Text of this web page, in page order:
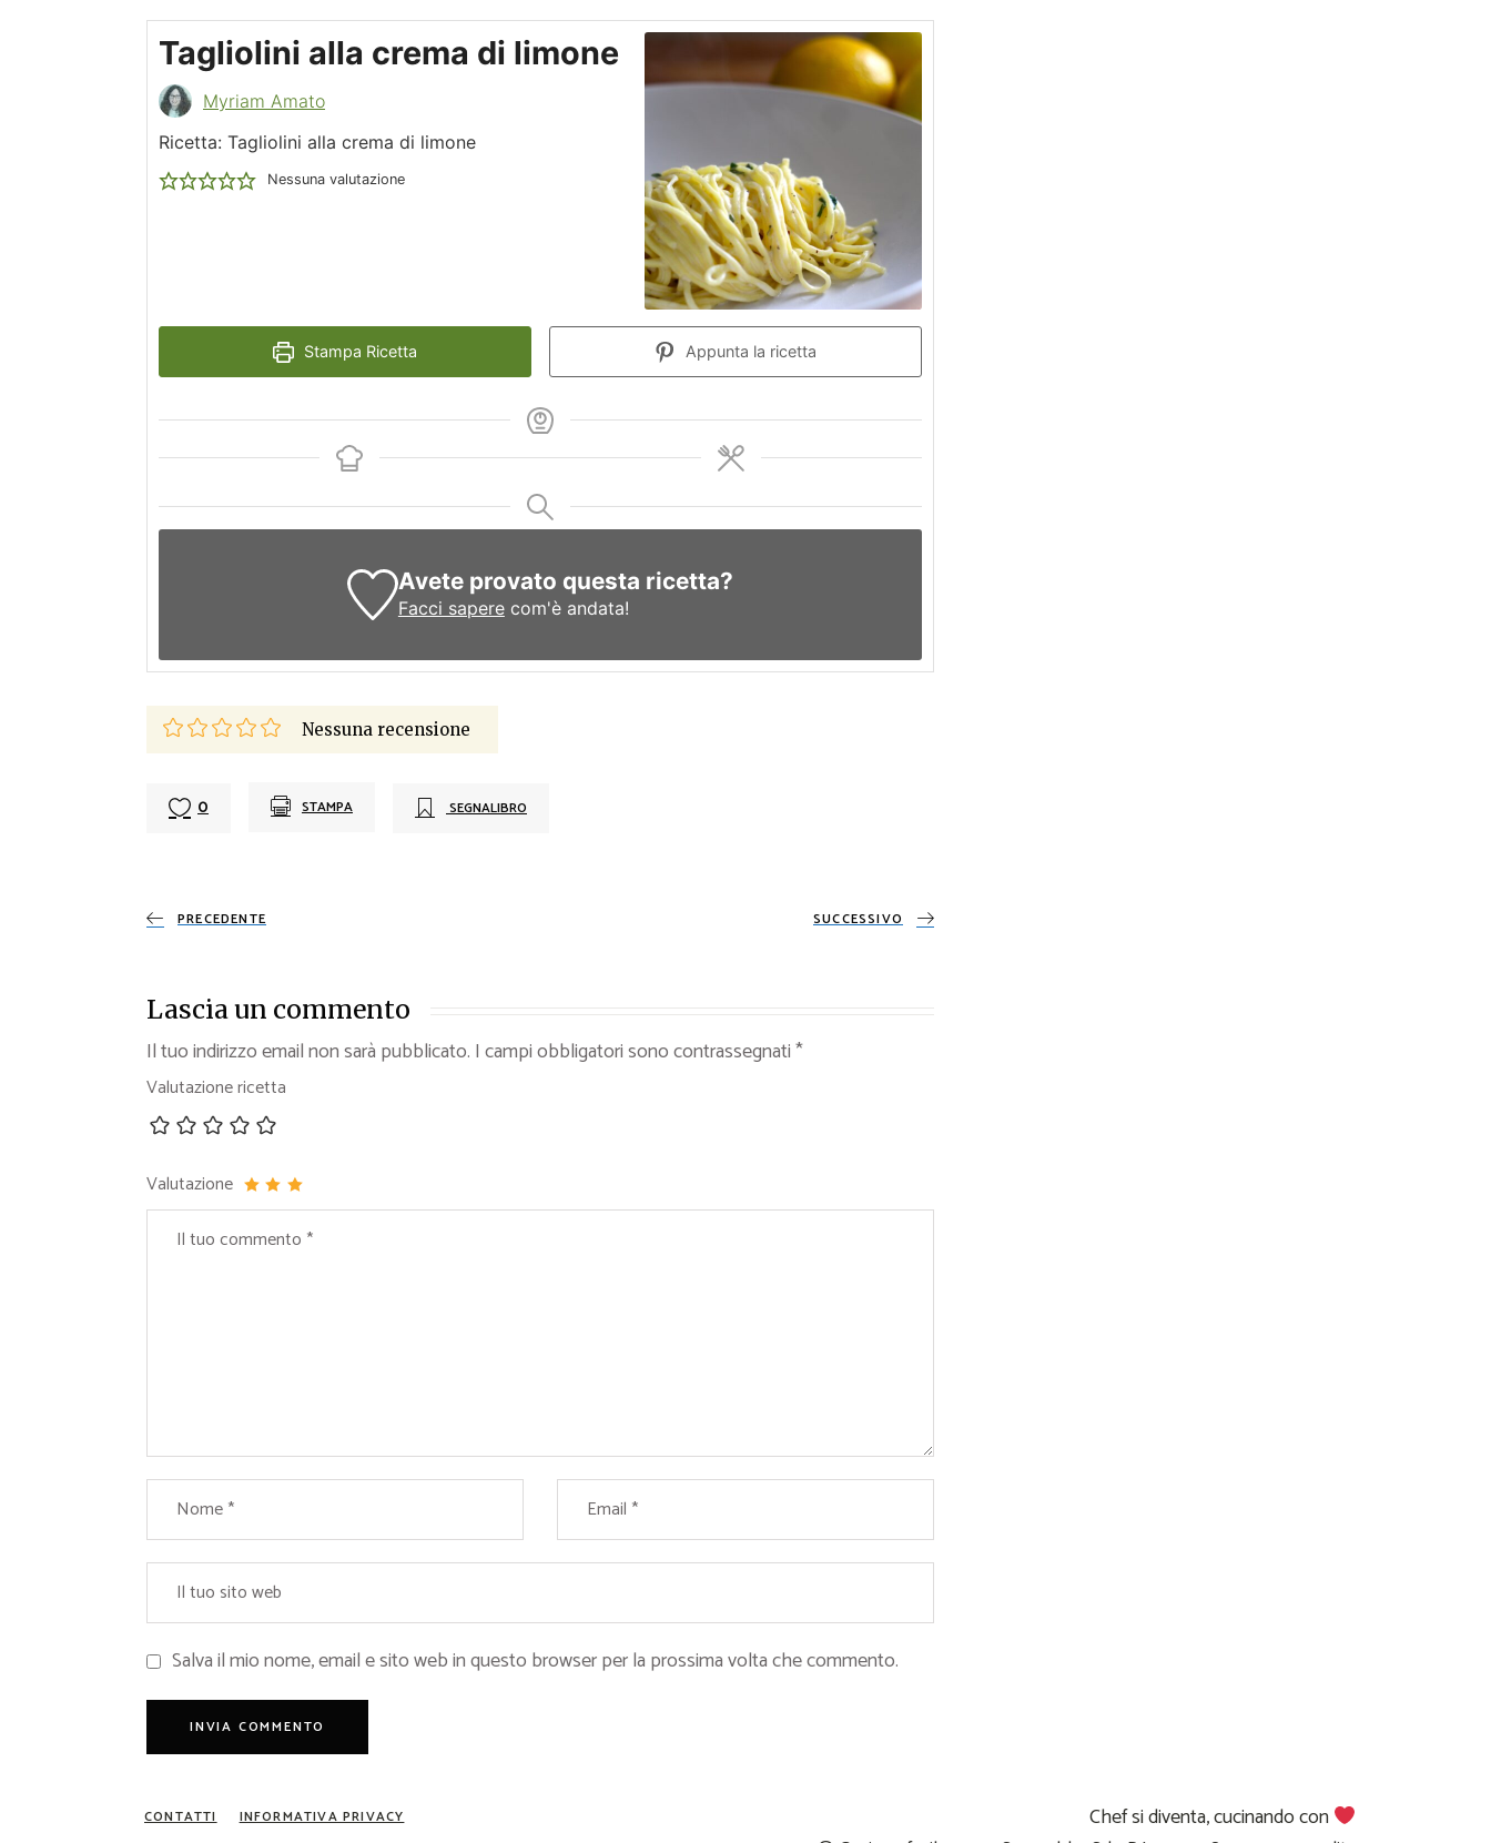
Tagliolini alla crema di limone
Myriam Amato
Ricetta: Tagliolini alla crema di limone
Nessuna valutazione
Stampa Ricetta Appunta la ricetta
Avete provato questa ricetta?
Facci saperecom'è andata!
Nessuna recensione
0 STAMPA SEGNALIBRO
PRECEDENTE SUCCESSIVO
Lascia un commento
Il tuo indirizzo email non sarà pubblicato. I campi obbligatori sono contrassegnati*
Valutazione ricetta
Valutazione
Salva il mio nome, email e sito web in questo browser per la prossima volta che commento.
CONTATTI INFORMATIVA PRIVACY
Chef si diventa, cucinando con